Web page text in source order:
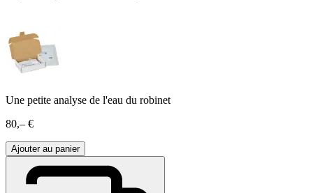
Une petite analyse de l'eau du robinet
80,– €
Ajouter au panier